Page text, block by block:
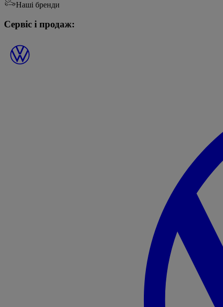
Наші бренди
Сервіс і продаж: